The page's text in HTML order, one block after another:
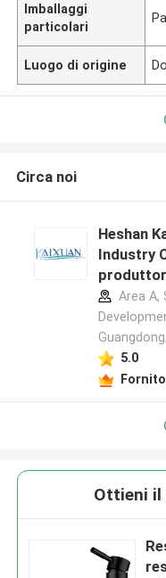
Imballaggi
particolari
Luogo di origine
Circa noi
Heshan
Industry
Area A,
5.0
Ottieni il